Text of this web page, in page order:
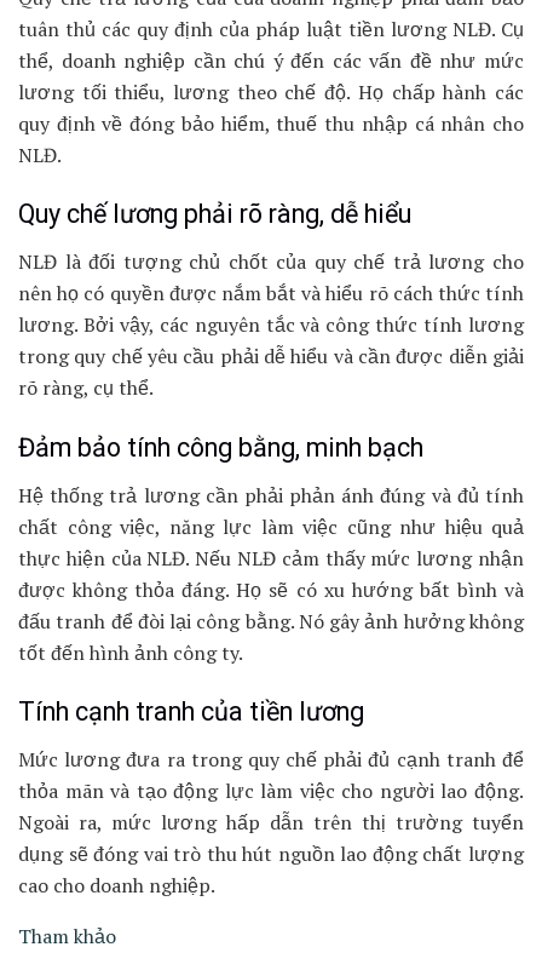
tuân thủ các quy định của pháp luật tiền lương NLĐ. Cụ
thể, doanh nghiệp cần chú ý đến các vấn đề như mức
lương tối thiểu, lương theo chế độ. Họ chấp hành các
quy định về đóng bảo hiểm, thuế thu nhập cá nhân cho
NLĐ.
Quy chế lương phải rõ ràng, dễ hiểu
NLĐ là đối tượng chủ chốt của quy chế trả lương cho
nên họ có quyền được nắm bắt và hiểu rõ cách thức tính
lương. Bởi vậy, các nguyên tắc và công thức tính lương
trong quy chế yêu cầu phải dễ hiểu và cần được diễn giải
rõ ràng, cụ thể.
Đảm bảo tính công bằng, minh bạch
Hệ thống trả lương cần phải phản ánh đúng và đủ tính
chất công việc, năng lực làm việc cũng như hiệu quả
thực hiện của NLĐ. Nếu NLĐ cảm thấy mức lương nhận
được không thỏa đáng. Họ sẽ có xu hướng bất bình và
đấu tranh để đòi lại công bằng. Nó gây ảnh hưởng không
tốt đến hình ảnh công ty.
Tính cạnh tranh của tiền lương
Mức lương đưa ra trong quy chế phải đủ cạnh tranh để
thỏa mãn và tạo động lực làm việc cho người lao động.
Ngoài ra, mức lương hấp dẫn trên thị trường tuyển
dụng sẽ đóng vai trò thu hút nguồn lao động chất lượng
cao cho doanh nghiệp.
Tham khảo